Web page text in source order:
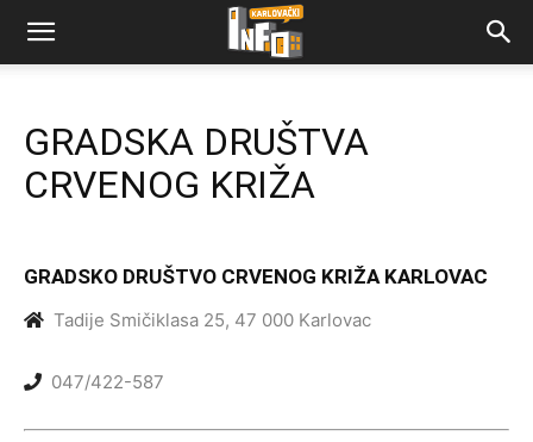
GRADSKA DRUŠTVA
CRVENOG KRIŽA
GRADSKO DRUŠTVO CRVENOG KRIŽA KARLOVAC
Tadije Smičiklasa 25, 47 000 Karlovac
047/422-587